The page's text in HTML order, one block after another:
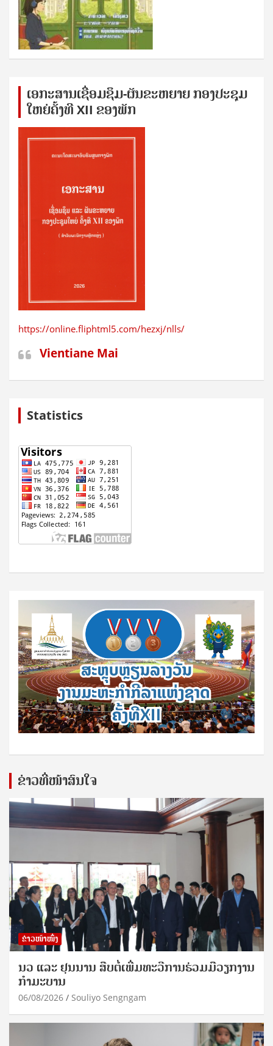
ເອກ​ະ​ສານ​ເຊ​ື່ອມ​ຊ​ຶມ-ຜັນ​ຂະ​ຫ​ຍາຍ ກອງ​ປະ​ຊຸມ​
ໃຫຍ່​ຄັ້ງ​ທີ XII ຂອງ​ພັກ
https://online.fliphtml5.com/hezxj/nlls/
Vientiane Mai
Statistics
ຂ່າວທີ່ໜ້າສົນໃຈ
ຂ່າວໜ້າໜຶ່ງ
ນວ ແລະ ຢຸນນານ ສືບຕໍ່ເພີ່ມທະວີການຮ່ວມມືວຽກງານ
ກຳມະບານ
06/08/2026 Souliyo Sengngam